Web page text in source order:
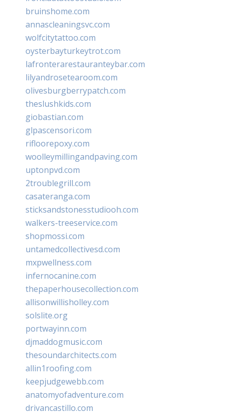
bruinshome.com
annascleaningsvc.com
wolfcitytattoo.com
oysterbayturkeytrot.com
lafronterarestauranteybar.com
lilyandrosetearoom.com
olivesburgberrypatch.com
theslushkids.com
giobastian.com
glpascensori.com
rifloorepoxy.com
woolleymillingandpaving.com
uptonpvd.com
2troublegrill.com
casateranga.com
sticksandstonesstudiooh.com
walkers-treeservice.com
shopmossi.com
untamedcollectivesd.com
mxpwellness.com
infernocanine.com
thepaperhousecollection.com
allisonwillisholley.com
solslite.org
portwayinn.com
djmaddogmusic.com
thesoundarchitects.com
allin1roofing.com
keepjudgewebb.com
anatomyofadventure.com
drivancastillo.com